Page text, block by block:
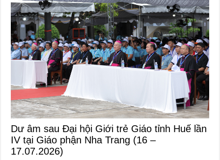
Dư âm sau Đại hội Giới trẻ Giáo tỉnh Huế lần
IV tại Giáo phận Nha Trang (16 –
17.07.2026)